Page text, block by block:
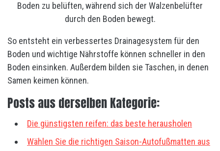
Boden zu belüften, während sich der Walzenbelüfter
durch den Boden bewegt.
So entsteht ein verbessertes Drainagesystem für den
Boden und wichtige Nährstoffe können schneller in den
Boden einsinken. Außerdem bilden sie Taschen, in denen
Samen keimen können.
Posts aus derselben Kategorie:
Die günstigsten reifen: das beste herausholen
Wählen Sie die richtigen Saison-Autofußmatten aus